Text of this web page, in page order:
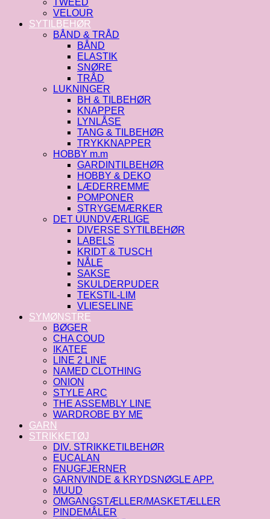
TWEED
VELOUR
SYTILBEHØR
BÅND & TRÅD
BÅND
ELASTIK
SNØRE
TRÅD
LUKNINGER
BH & TILBEHØR
KNAPPER
LYNLÅSE
TANG & TILBEHØR
TRYKKNAPPER
HOBBY m.m
GARDINTILBEHØR
HOBBY & DEKO
LÆDERREMME
POMPONER
STRYGEMÆRKER
DET UUNDVÆRLIGE
DIVERSE SYTILBEHØR
LABELS
KRIDT & TUSCH
NÅLE
SAKSE
SKULDERPUDER
TEKSTIL-LIM
VLIESELINE
SYMØNSTRE
BØGER
CHA COUD
IKATEE
LINE 2 LINE
NAMED CLOTHING
ONION
STYLE ARC
THE ASSEMBLY LINE
WARDROBE BY ME
GARN
STRIKKETØJ
DIV. STRIKKETILBEHØR
EUCALAN
FNUGFJERNER
GARNVINDE & KRYDSNØGLE APP.
MUUD
OMGANGSTÆLLER/MASKETÆLLER
PINDEMÅLER